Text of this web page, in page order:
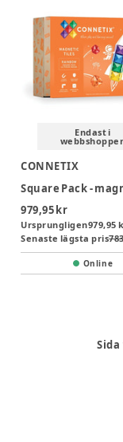
Endast i
CONNETIX
979,95 kr
Ursprungligen979,95
Senaste lägsta pris
Online
Sida